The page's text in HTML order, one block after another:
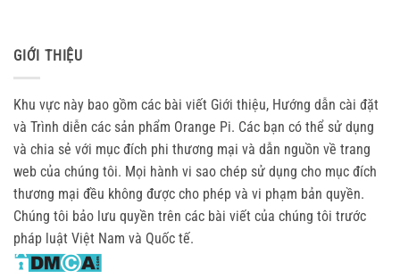
GIỚI THIỆU
Khu vực này bao gồm các bài viết Giới thiệu, Hướng dẫn cài đặt
và Trình diễn các sản phẩm Orange Pi. Các bạn có thể sử dụng
và chia sẻ với mục đích phi thương mại và dẫn nguồn về trang
web của chúng tôi. Mọi hành vi sao chép sử dụng cho mục đích
thương mại đều không được cho phép và vi phạm bản quyền.
Chúng tôi bảo lưu quyền trên các bài viết của chúng tôi trước
pháp luật Việt Nam và Quốc tế.